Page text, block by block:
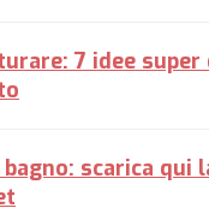
7 idee super
scarica qui